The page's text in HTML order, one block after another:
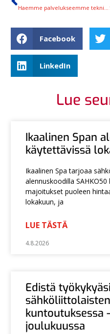
Facebook
LinkedIn
Lue
Ikaalinen Span
käytettävissä
Ikaalinen Spa tarjoaa
alennuskoodilla
majoitukset puoleen
lokakuun, ja
LUE TÄSTÄ
4.8.2026
Edistä työkykyäsi
kuntoutuksessa
joulukuussa